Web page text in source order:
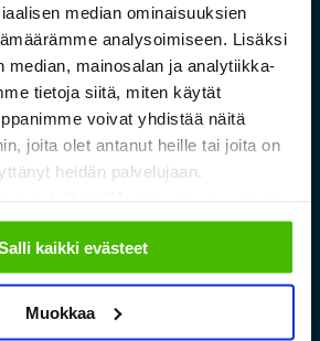
median ominaisuuksien
analysoimiseen. Lisäksi
median, mainosalan ja analytiikka-
tietoja siitä, miten käytät
voivat yhdistää näitä
joita olet antanut heille tai joita on
heidän palvelujaan.
kaikki evästeet
Muokkaa
»